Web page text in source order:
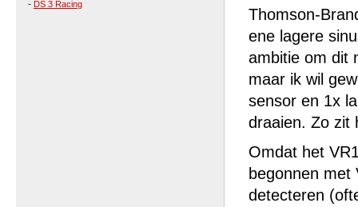
- DS 3 Racing
Thomson-
ene lagere
ambitie om dit
maar ik wil
sensor en 1x
draaien. Zo zit
Omdat het
begonnen
detecteren